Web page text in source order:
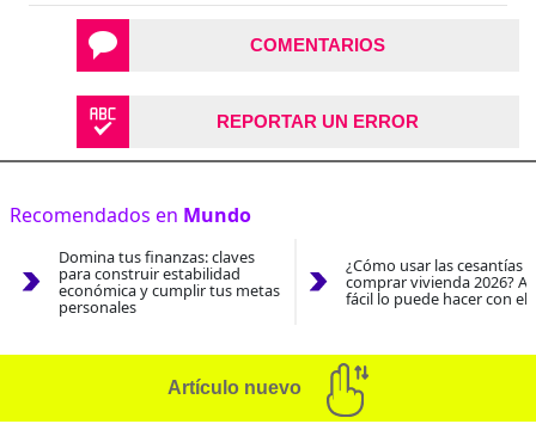
COMENTARIOS
REPORTAR UN ERROR
Recomendados en Mundo
Domina tus finanzas: claves
para construir estabilidad
económica y cumplir tus metas
personales
¿Cómo usar las cesantías
comprar vivienda 2026?
fácil lo puede hacer con el
Artículo nuevo